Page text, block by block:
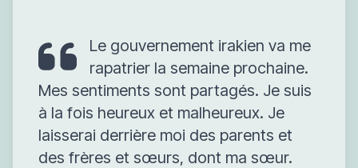
Le gouvernement irakien va me
rapatrier la semaine prochaine.
Mes sentiments sont partagés. Je suis
à la fois heureux et malheureux. Je
laisserai derrière moi des parents et
des frères et sœurs, dont ma sœur.